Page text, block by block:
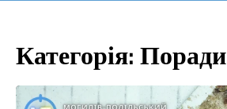
Категорія:Поради